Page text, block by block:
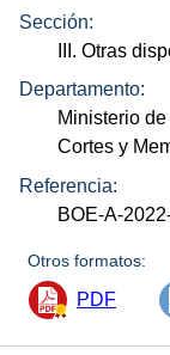
Sección:
III. Otras
Departamento:
Ministerio
Cortes y
Referencia:
BOE-A-
Otros formatos:
PDF